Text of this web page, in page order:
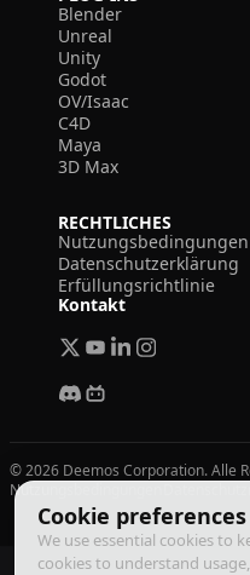
Cookie preferences
We use essential cookies to
cookies to understand
Blender
Unreal
Unity
Godot
OV/Isaac
C4D
Maya
3D Max
RECHTLICHES
Nutzungsbedingungen
Datenschutzerklärung
Erfüllungsrichtlinie
Kontakt
© 2026 Deemos Corporation. Alle
Nutzungsbedingungen